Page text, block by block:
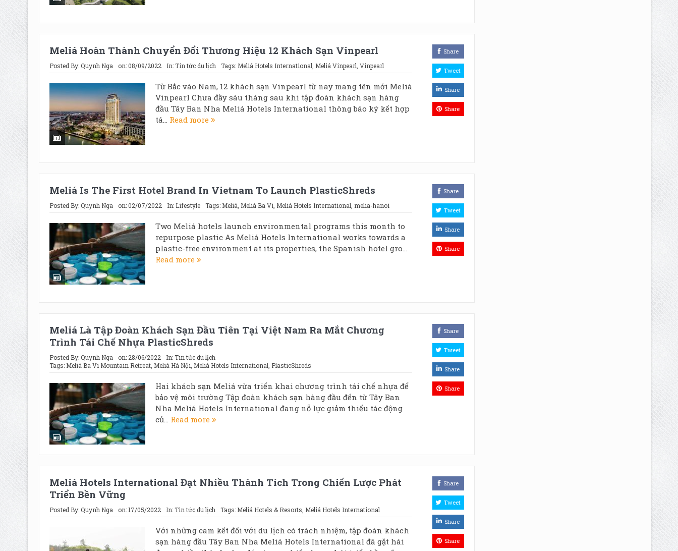
Meliá Hoàn Thành Chuyển Đổi Thương Hiệu 12 Khách Sạn Vinpearl
Posted By:Quynh Nga on:08/09/2022 In:Tin tức du lịch Tags: Meliá Hotels International Meliá Vinpearl Vinpearl
Từ Bắc vào Nam, 12 khách sạn Vinpearl từ nay mang tên mới Meliá
Vinpearl Chưa đầy sáu tháng sau khi tập đoàn khách sạn hàng
đầu Tây Ban Nha Meliá Hotels International thông báo ký kết hợp
tá... Read more
Share
Tweet
Share
Share
Meliá Is The First Hotel Brand In Vietnam To Launch PlasticShreds
Posted By:Quynh Nga on:02/07/2022 In: Lifestyle Tags: Meliá Meliá Ba Vi Meliá Hotels International melia-hanoi
Two Meliá hotels launch environmental programs this month to
repurpose plastic As Meliá Hotels International works towards a
plastic-free environment at its properties, the Spanish hotel gro...
Read more
Share
Tweet
Share
Share
Meliá Là Tập Đoàn Khách Sạn Đầu Tiên Tại Việt Nam Ra Mắt Chương
Trình Tái Chế Nhựa PlasticShreds
Posted By:Quynh Nga on: 28/06/2022 In:Tin tức du lịch
Tags: Meliá Ba Vi Mountain Retreat, Meliá Hà Nội Meliá Hotels International PlasticShreds
Hai khách sạn Meliá vừa triển khai chương trình tái chế nhựa để
bảo vệ môi trường Tập đoàn khách sạn hàng đầu đến từ Tây Ban
Nha Meliá Hotels International đang nỗ lực giảm thiểu tác động
củ... Read more
Share
Tweet
Share
Share
Meliá Hotels International Đạt Nhiều Thành Tích Trong Chiến Lược Phát
Triển Bền Vững
Posted By:Quynh Nga on:17/05/2022 In:Tin tức du lịch Tags: Meliá Hotels & Resorts Meliá Hotels International
Với những cam kết đối với du lịch có trách nhiệm, tập đoàn khách
sạn hàng đầu Tây Ban Nha Meliá Hotels International đã gặt hái
Share
Tweet
Share
Share